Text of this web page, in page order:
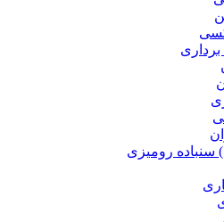
برداری
رومیزی